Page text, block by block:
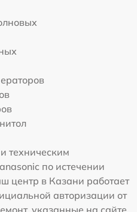
техническим
по истечении
центр в Казани работает
авторизации от
указанные на сайте,